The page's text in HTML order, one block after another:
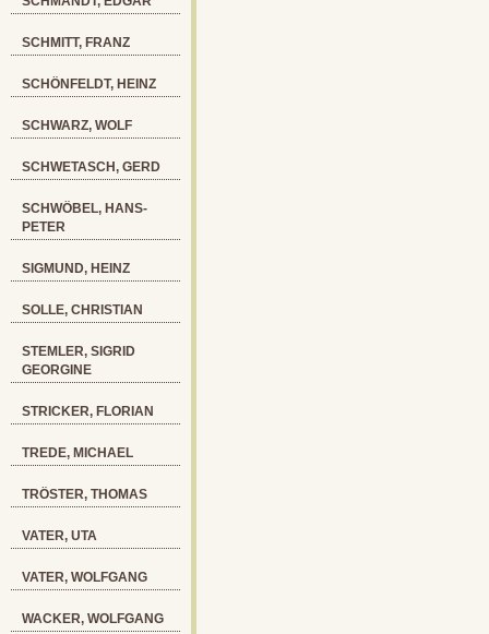
SCHMITT, FRANZ
SCHÖNFELDT, HEINZ
SCHWARZ, WOLF
SCHWETASCH, GERD
SCHWÖBEL, HANS-
PETER
SIGMUND, HEINZ
SOLLE, CHRISTIAN
STEMLER, SIGRID
GEORGINE
STRICKER, FLORIAN
TREDE, MICHAEL
TRÖSTER, THOMAS
VATER, UTA
VATER, WOLFGANG
WACKER, WOLFGANG